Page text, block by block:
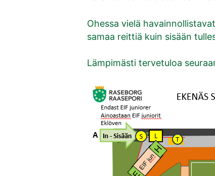
Ohessa vielä
samaa reittiä kuin sisään
Lämpimästi tervetuloa